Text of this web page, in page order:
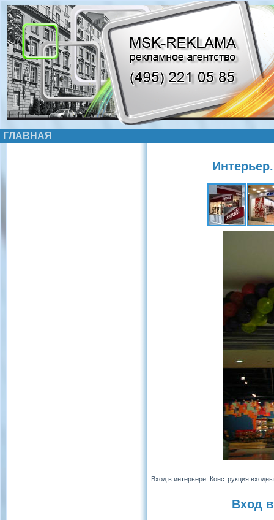
ГЛАВНАЯ
Вход в интерьере. Конструкция
Вход